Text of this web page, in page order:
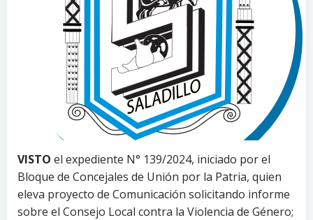
VISTO el expediente N° 139/2024, iniciado por el
Bloque de Concejales de Unión por la Patria, quien
eleva proyecto de Comunicación solicitando informe
sobre el Consejo Local contra la Violencia de Género;